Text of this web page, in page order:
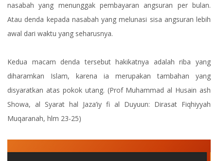
nasabah yang menunggak pembayaran angsuran per bulan.
Atau denda kepada nasabah yang melunasi sisa angsuran lebih
awal dari waktu yang seharusnya.
Kedua macam denda tersebut hakikatnya adalah riba yang
diharamkan Islam, karena ia merupakan tambahan yang
disyaratkan atas pokok utang. (Prof Muhammad al Husain ash
Showa, al Syarat hal Jaza’iy fi al Duyuun: Dirasat Fiqhiyyah
Muqaranah, hlm 23-25)